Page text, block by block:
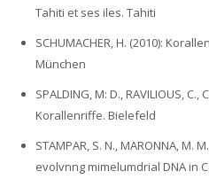
Tahiti et ses iles. Tahiti
SCHUMACHER, H. (2010):
München
SPALDING, M: D., RAVILIOUS,
Korallenriffe. Bielefeld
STAMPAR, S. N., MARONNA‚ M.
evolvnng mimelumdrial DNA in